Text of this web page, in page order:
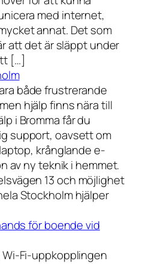
med internet,
annat. Det som
att det är släppt under
[…]
både frustrerande
hjälp finns nära till
i Bromma får du
support, oavsett om
krånglande e-
av ny teknik i hemmet.
13 och möjlighet
Stockholm hjälper
för boende vid
Wi-Fi-uppkopplingen